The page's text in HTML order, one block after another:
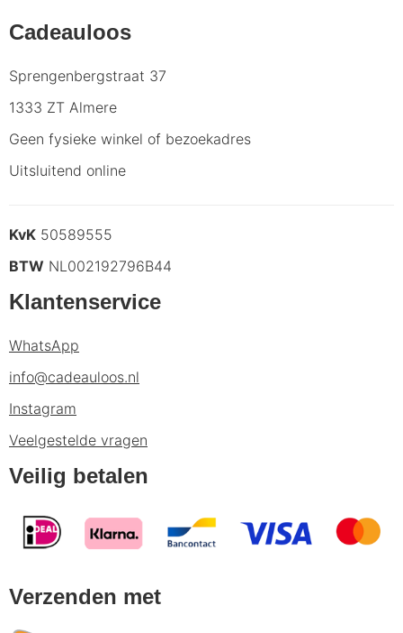
Cadeauloos
Sprengenbergstraat 37
1333 ZT Almere
Geen fysieke winkel of bezoekadres
Uitsluitend online
KvK 50589555
BTW NL002192796B44
Klantenservice
WhatsApp
info@cadeauloos.nl
Instagram
Veelgestelde vragen
Veilig betalen
Verzenden met